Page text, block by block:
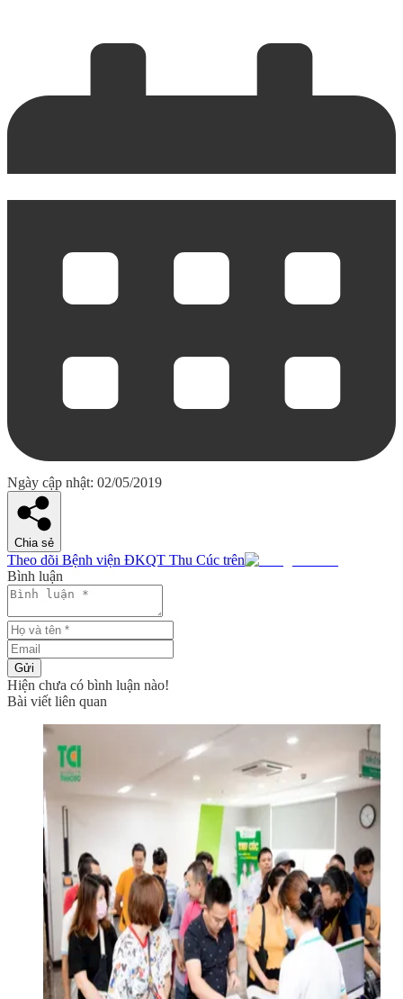
Ngày cập nhật: 02/05/2019
Chia sẻ
Theo dõi Bệnh viện ĐKQT Thu Cúc trên
Bình luận
Gửi
Hiện chưa có bình luận nào!
Bài viết liên quan